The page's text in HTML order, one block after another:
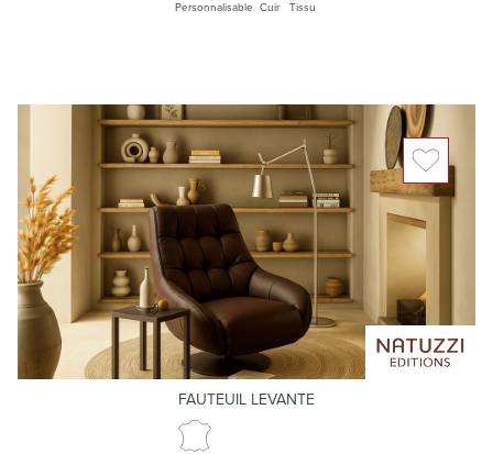
Personnalisable Cuir Tissu
FAUTEUIL LEVANTE